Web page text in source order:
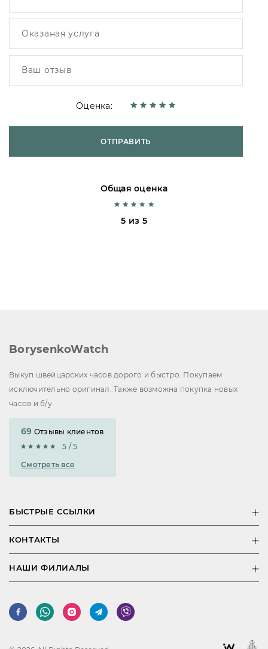
Оценка:
ОТПРАВИТЬ
Общая оценка
5 из 5
BorysenkoWatch
Выкуп швейцарских часов дорого и быстро. Покупаем
исключительно оригинал. Также возможна покупка новых
часов и б/у.
69 Отзывы клиентов
5 / 5
Смотреть все
БЫСТРЫЕ ССЫЛКИ
КОНТАКТЫ
НАШИ ФИЛИАЛЫ